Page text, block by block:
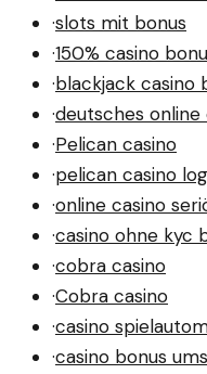
·slots mit bonus
·150% casino
·blackjack casino
·deutsches online
·Pelican casino
·pelican casino
·online casino
·casino ohne kyc
·cobra casino
·Cobra casino
·casino
·casino bonus